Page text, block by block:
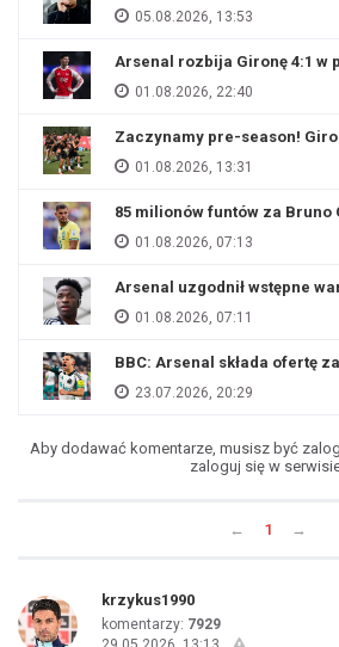
05.08.2026, 13:53
Arsenal rozbija Gironę 4:1 w
01.08.2026, 22:40
Zaczynamy pre-season!
01.08.2026, 13:31
85 milionów funtów za
01.08.2026, 07:13
Arsenal uzgodnił wstępne
01.08.2026, 07:11
BBC: Arsenal składa ofertę
23.07.2026, 20:29
Aby dodawać komentarze, musisz być
zaloguj się w
← 1 →
krzykus1990
komentarzy: 7929